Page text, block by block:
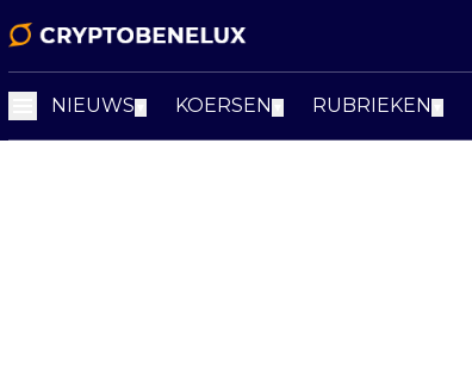
NIEUWS KOERSEN RUBRIEKEN